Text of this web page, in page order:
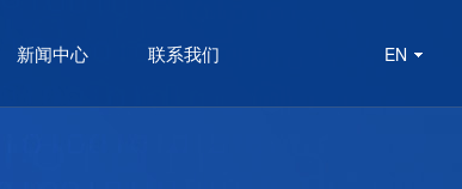
新闻中心 联系我们 EN